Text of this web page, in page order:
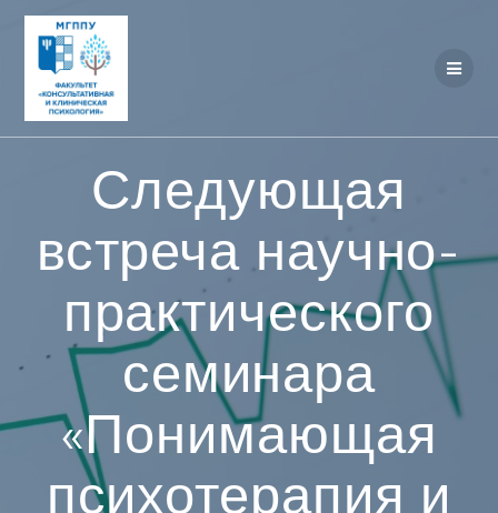
Следующая
встреча научно-
практического
семинара
«Понимающая
психотерапия и